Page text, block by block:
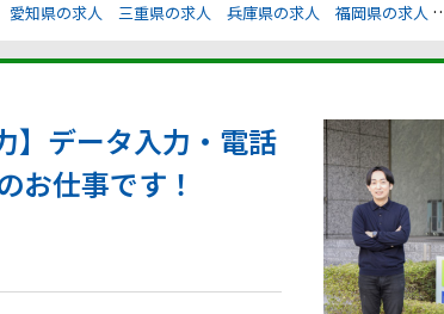
愛知県の求人 三重県の求人 兵庫県の求人 福岡県の求人
】データ入力・電話
お仕事です！